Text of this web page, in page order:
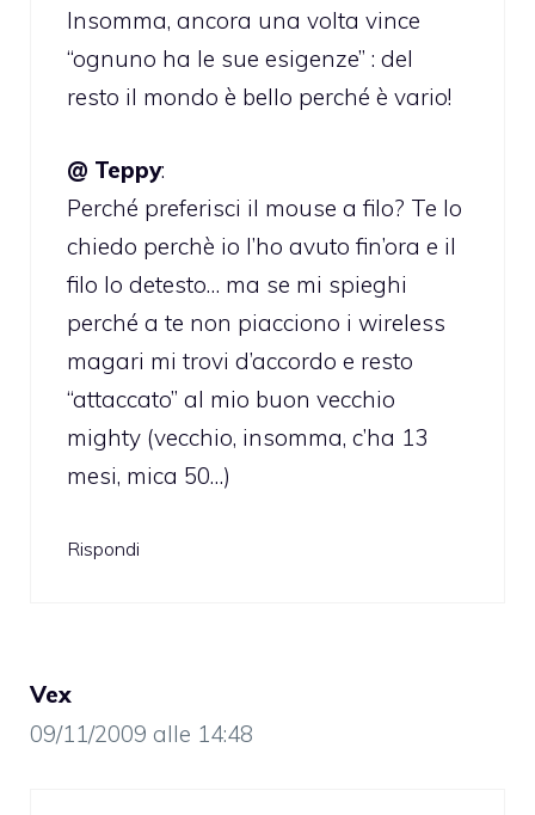
Insomma, ancora una volta vince
“ognuno ha le sue esigenze” : del
resto il mondo è bello perché è vario!
@ Teppy:
Perché preferisci il mouse a filo? Te lo
chiedo perchè io l’ho avuto fin’ora e il
filo lo detesto… ma se mi spieghi
perché a te non piacciono i wireless
magari mi trovi d’accordo e resto
“attaccato” al mio buon vecchio
mighty (vecchio, insomma, c’ha 13
mesi, mica 50…)
Rispondi
Vex
09/11/2009 alle 14:48